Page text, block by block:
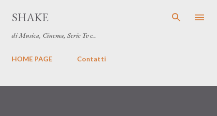
SHAKE
di Musica, Cinema, Serie Tv e..
HOME PAGE Contatti